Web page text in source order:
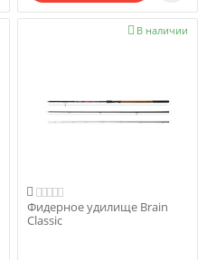
В наличии


Фидерное удилище Brain
Classic